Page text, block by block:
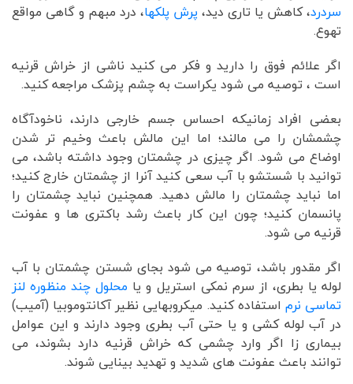
سردرد، کاهش یا تاری دید، پرش پلکها، درد مبهم و گاهی مواقع
تهوع.
اگر علائم فوق را دارید و فکر می کنید ناشی از خراش قرنیه
است ، توصیه می شود یکراست به چشم پزشک مراجعه کنید.
بعضی افراد زمانیکه احساس جسم خارجی دارند، ناخودآگاه
چشمشان را می مالند؛ اما این مالش باعث وخیم تر شدن
اوضاع می شود. اگر چیزی در چشمتان وجود داشته باشد، می
توانید با شستشو با آب سعی کنید آنرا از چشمتان خارج کنید؛
اما نباید چشمتان را مالش دهید. همچنین نباید چشمتان را
پانسمان کنید؛ چون این کار باعث رشد باکتری ها و عفونت
قرنیه می شود.
اگر مقدور باشد، توصیه می شود بجای شستن چشمتان با آب
لوله یا بطری، از سرم نمکی استریل و یا محلول چند منظوره لنز
تماسی نرم استفاده کنید. میکروبهایی نظیر آکانتوموبیا (آمیب)
در آب لوله کشی و یا حتی آب بطری وجود دارند و این عوامل
بیماری زا اگر وارد چشمی که خراش قرنیه دارد بشوند، می
توانند باعث عفونت های شدید و تهدید بینایی شوند.